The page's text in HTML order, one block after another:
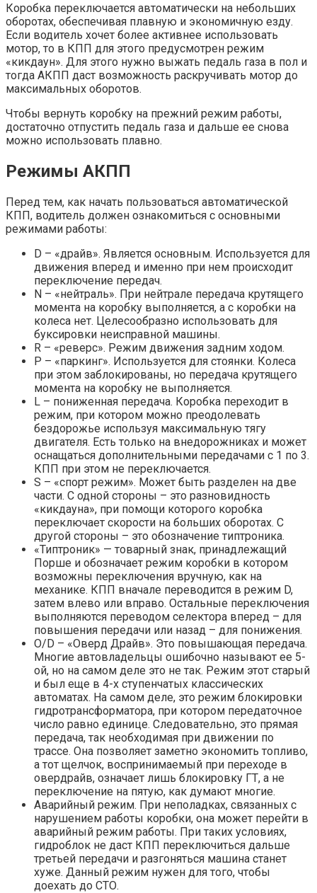
Коробка переключается автоматически на небольших
оборотах, обеспечивая плавную и экономичную езду.
Если водитель хочет более активнее использовать
мотор, то в КПП для этого предусмотрен режим
«кикдаун». Для этого нужно выжать педаль газа в пол и
тогда АКПП даст возможность раскручивать мотор до
максимальных оборотов.
Чтобы вернуть коробку на прежний режим работы,
достаточно отпустить педаль газа и дальше ее снова
можно использовать плавно.
Режимы АКПП
Перед тем, как начать пользоваться автоматической
КПП, водитель должен ознакомиться с основными
режимами работы:
D – «драйв». Является основным. Используется для
движения вперед и именно при нем происходит
переключение передач.
N – «нейтраль». При нейтрале передача крутящего
момента на коробку выполняется, а с коробки на
колеса нет. Целесообразно использовать для
буксировки неисправной машины.
R – «реверс». Режим движения задним ходом.
P – «паркинг». Используется для стоянки. Колеса
при этом заблокированы, но передача крутящего
момента на коробку не выполняется.
L – пониженная передача. Коробка переходит в
режим, при котором можно преодолевать
бездорожье используя максимальную тягу
двигателя. Есть только на внедорожниках и может
оснащаться дополнительными передачами с 1 по 3.
КПП при этом не переключается.
S – «спорт режим». Может быть разделен на две
части. С одной стороны – это разновидность
«кикдауна», при помощи которого коробка
переключает скорости на больших оборотах. С
другой стороны – это обозначение типтроника.
«Типтроник» — товарный знак, принадлежащий
Порше и обозначает режим коробки в котором
возможны переключения вручную, как на
механике. КПП вначале переводится в режим D,
затем влево или вправо. Остальные переключения
выполняются переводом селектора вперед – для
повышения передачи или назад – для понижения.
O/D – «Оверд Драйв». Это повышающая передача.
Многие автовладельцы ошибочно называют ее 5-
ой, но на самом деле это не так. Режим этот старый
и был еще в 4-х ступенчатых классических
автоматах. На самом деле, это режим блокировки
гидротрансформатора, при котором передаточное
число равно единице. Следовательно, это прямая
передача, так необходимая при движении по
трассе. Она позволяет заметно экономить топливо,
а тот щелчок, воспринимаемый при переходе в
овердрайв, означает лишь блокировку ГТ, а не
переключение на пятую, как думают многие.
Аварийный режим. При неполадках, связанных с
нарушением работы коробки, она может перейти в
аварийный режим работы. При таких условиях,
гидроблок не даст КПП переключиться дальше
третьей передачи и разгоняться машина станет
хуже. Данный режим нужен для того, чтобы
доехать до СТО.